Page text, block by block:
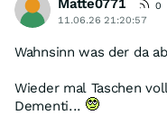
0
11.06.26 21:20:57
Wahnsinn was der da
Wieder mal Taschen
Dementi...